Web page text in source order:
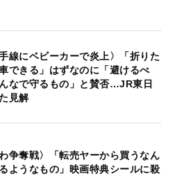
手線にベビーカーで炎上〉「折りた
できる」はずなのに「避けるべ
なで守るもの」と賛否…JR東日
見解
わ争奪戦〉「転売ヤーから買うなん
ようなもの」映画特典シールに殺